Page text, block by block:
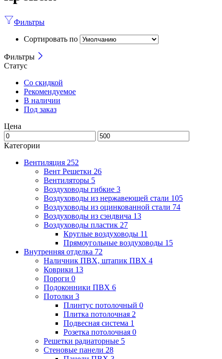
Фильтры
Сортировать по
Фильтры
Статус
Со скидкой
Рекомендуемое
В наличии
Под заказ
Цена
Категории
Вентиляция 252
Вент Решетки 26
Вентиляторы 5
Воздуховоды гибкие 3
Воздуховоды из нержавеющей стали 105
Воздуховоды из оцинкованной стали 74
Воздуховоды из сэндвича 13
Воздуховоды пластик 27
Круглые воздуховоды 11
Прямоугольные воздуховоды 15
Внутренняя отделка 72
Наличник ПВХ, штапик ПВХ 4
Коврики 13
Пороги 0
Подоконники ПВХ 6
Потолки 3
Плинтус потолочный 0
Плитка потолочная 2
Подвесная система 1
Розетка потолочная 0
Решетки радиаторные 5
Стеновые панели 28